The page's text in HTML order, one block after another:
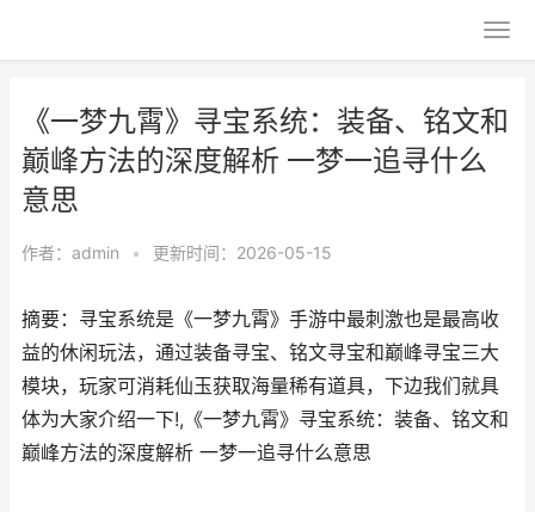
《一梦九霄》寻宝系统：装备、铭文和
巅峰方法的深度解析 一梦一追寻什么
意思
作者： admin • 更新时间：2026-05-15
摘要：寻宝系统是《一梦九霄》手游中最刺激也是最高收
益的休闲玩法，通过装备寻宝、铭文寻宝和巅峰寻宝三大
模块，玩家可消耗仙玉获取海量稀有道具，下边我们就具
体为大家介绍一下!,《一梦九霄》寻宝系统：装备、铭文和
巅峰方法的深度解析 一梦一追寻什么意思